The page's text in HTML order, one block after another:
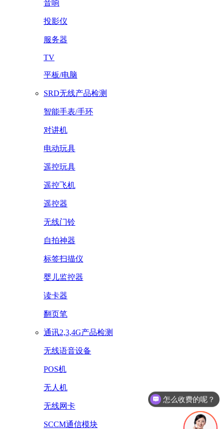
音响
投影仪
服务器
TV
平板/电脑
SRD无线产品检测
智能手表/手环
对讲机
电动玩具
遥控玩具
遥控飞机
遥控器
无线门铃
自拍神器
标签扫描仪
婴儿监控器
读卡器
翻页笔
通讯2,3,4G产品检测
无线语音设备
POS机
无人机
无线网卡
SCCM通信模块
怎么收费的呢？